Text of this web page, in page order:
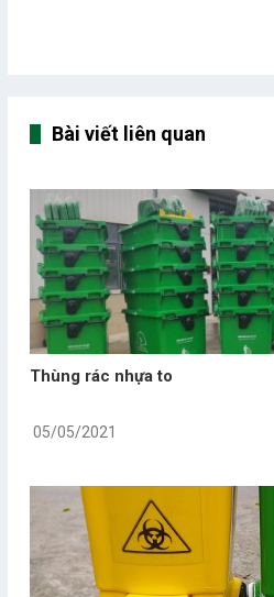
Bài viết liên quan
Thùng rác nhựa to
05/05/2021